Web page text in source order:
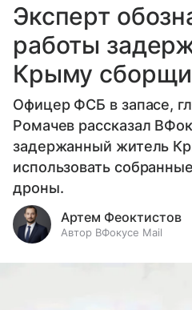
Эксперт
работы
Крыму
Офицер ФСБ в запасе,
Ромачев рассказал
задержанный житель
использовать
дроны.
Артем Феоктистов
Автор ВФокусе Mail